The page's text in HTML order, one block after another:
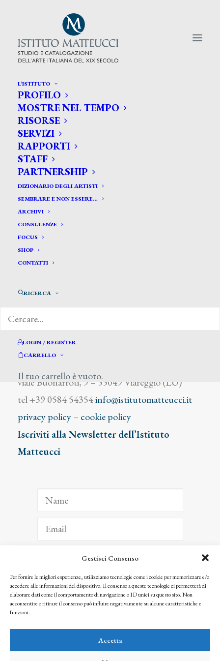
Gestisci Consenso
Per fornire le migliori esperienze, utilizziamo tecnologie come i cookie per memorizzare e/o
accedere alle informazioni del dispositivo. Il consenso a queste tecnologie ci permetterà di
elaborare dati come il comportamento di navigazione o ID unici su questo sito. Non
acconsentire o ritirare il consenso può influire negativamente su alcune caratteristiche e
funzioni.
Accetta
L’ISTITUTO
PROFILO
MOSTRE NEL TEMPO
RISORSE
SERVIZI
RAPPORTI
STAFF
PARTNERSHIP
DIZIONARIO DEGLI ARTISTI
SEMBRARE E NON ESSERE…
ARCHIVI
CONSULENZE
FOCUS
SHOP
CONTATTI
RICERCA
LOGIN / REGISTER
CARRELLO
Il tuo carrello è vuoto.
CERCA TRA GLI ARTISTI:
Search
for:
Tidemand
viale Buonarroti, 9 – 55049 Viareggio (LU)
tel +39 0584 54354info@istitutomatteucci.it
privacy policy– cookie policy
Iscriviti alla Newsletter dell’Istituto
Matteucci
ISCRIVITI
Facendo clic per iscriverti, riconosci che le tue informazioni saranno trattate
seguendo la nostra Privacy Policy
© 2025 Istituto Matteucci. All right reserved
l’autorizzazione scritta dei proprietari dei diritti e dell’Istituto Matteucci